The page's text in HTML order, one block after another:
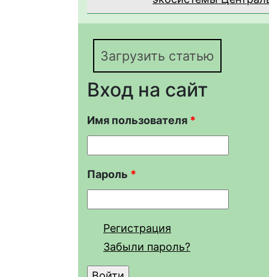
Загрузить статью
Вход на сайт
Имя пользователя *
Пароль *
Регистрация
Забыли пароль?